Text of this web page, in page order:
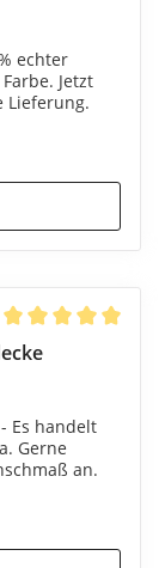
echter
Jetzt
Lieferung.
Durchschnittliche
Es handelt
Gerne
an.